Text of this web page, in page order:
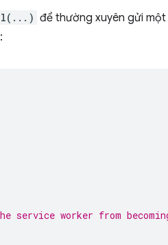
để thường xuyên gửi
service worker from